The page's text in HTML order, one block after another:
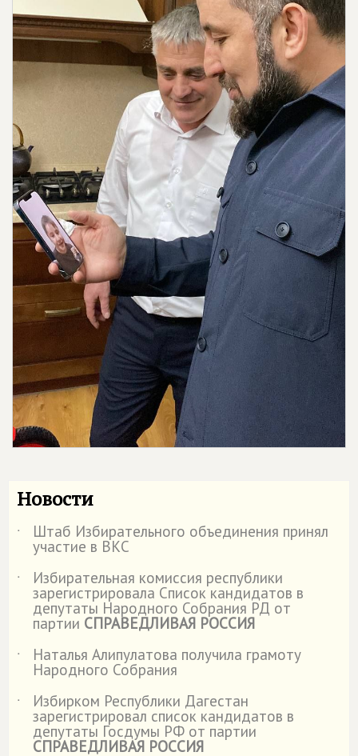
Новости
˙ Штаб Избирательного объединения принял
участие в ВКС
˙
Избирательная комиссия республики
зарегистрировала Список кандидатов в
депутаты Народного Собрания РД от
партии СПРАВЕДЛИВАЯ РОССИЯ
˙
Наталья Алипулатова получила грамоту
Народного Собрания
˙
Избирком Республики Дагестан
зарегистрировал список кандидатов в
депутаты Госдумы РФ от партии
СПРАВЕДЛИВАЯ РОССИЯ